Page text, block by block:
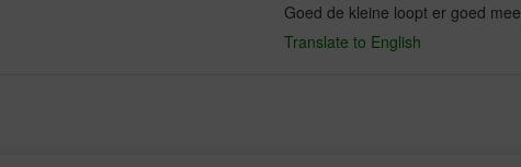
Goed de kleine loopt er goed mee
Translate to English